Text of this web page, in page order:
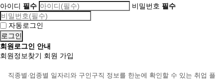
아이디 필수 비밀번호 필수
자동로그인
회원로그인 안내
회원정보찾기 회원 가입
직종별·업종별 일자리와 구인구직 정보를 한눈에 확인할 수 있는 취업 플